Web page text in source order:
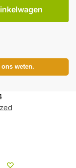
weten.